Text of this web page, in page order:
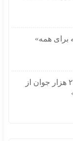
برای همه»
استقبال بیش از ۲۰۸ هزار جوان از